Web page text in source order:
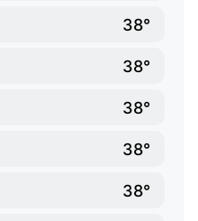
38°
38°
38°
38°
38°